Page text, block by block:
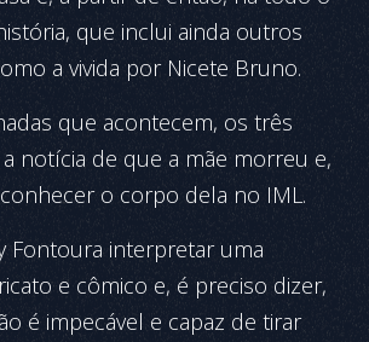
que inclui ainda outros
a vivida por Nicete Bruno.
que acontecem, os três
notícia de que a mãe morreu e,
o corpo dela no IML.
Fontoura interpretar uma
e cômico e, é preciso dizer,
é impecável e capaz de tirar